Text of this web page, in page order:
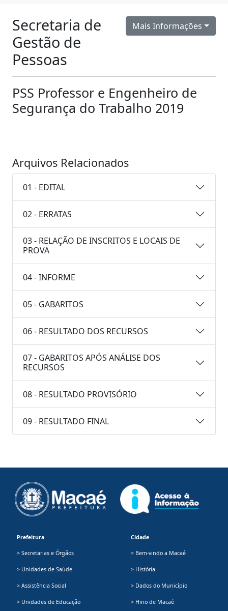
Mais Informações
Secretaria de
Gestão de
Pessoas
PSS Professor e Engenheiro de
Segurança do Trabalho 2019
Arquivos Relacionados
01 - EDITAL
02 - ERRATAS
03 - RELAÇÃO DE INSCRITOS E LOCAIS DE
PROVA
04 - INFORME
05 - GABARITOS
06 - RESULTADO DOS RECURSOS
07 - GABARITOS APÓS ANÁLISE DOS
RECURSOS
08 - RESULTADO PROVISÓRIO
09 - RESULTADO FINAL
Prefeitura
> Secretarias e Órgãos
> Unidades de Saúde
> Assistência Social
> Unidades de Educação
Cidade
> Bem-vindo a Macaé
> História
> Dados do Município
> Hino de Macaé